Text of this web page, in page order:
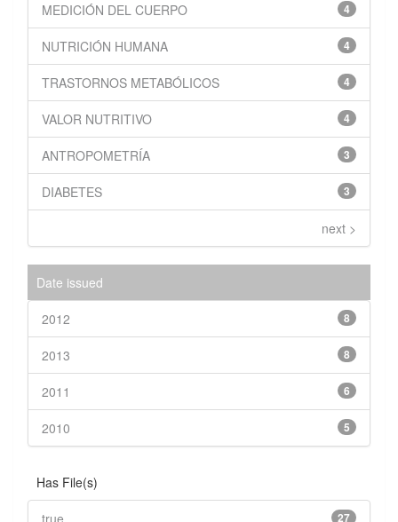
4
MEDICIÓN DEL CUERPO
4
NUTRICIÓN HUMANA
4
TRASTORNOS METABÓLICOS
4
VALOR NUTRITIVO
3
ANTROPOMETRÍA
3
DIABETES
next >
Date issued
8
2012
8
2013
6
2011
5
2010
Has File(s)
27